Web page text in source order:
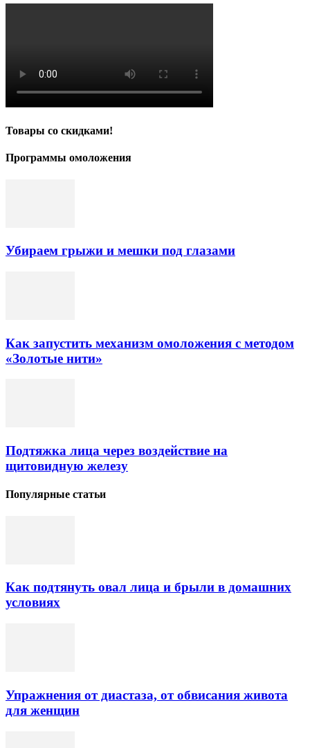
Товары со скидками!
Программы омоложения
Убираем грыжи и мешки под глазами
Как запустить механизм омоложения с методом
«Золотые нити»
Подтяжка лица через воздействие на
щитовидную железу
Популярные статьи
Как подтянуть овал лица и брыли в домашних
условиях
Упражнения от диастаза, от обвисания живота
для женщин